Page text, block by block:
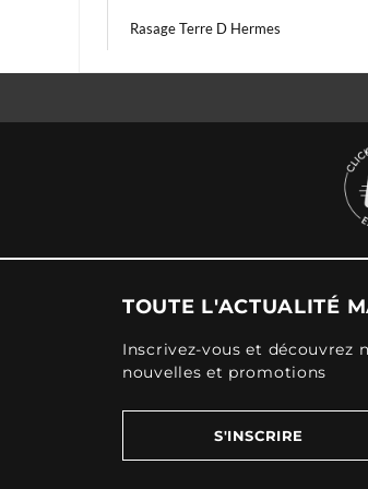
Rasage Terre D Hermes
TOUTE L'ACTUALITÉ
Inscrivez-vous et découvrez
nouvelles et promotions
S'INSCRIRE